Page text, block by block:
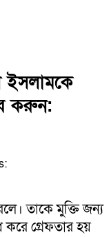
করুন:
তাকে মুক্তি জন্য
গ্রেফতার হয়